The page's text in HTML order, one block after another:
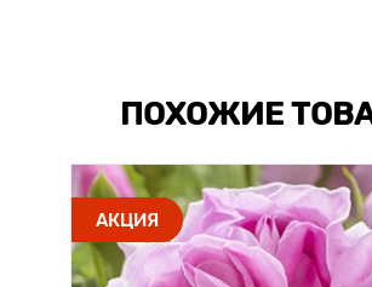
ПОХОЖИЕ
АКЦИЯ